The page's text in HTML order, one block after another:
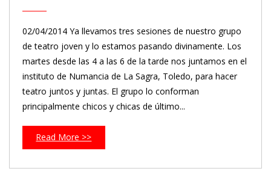
02/04/2014 Ya llevamos tres sesiones de nuestro grupo
de teatro joven y lo estamos pasando divinamente. Los
martes desde las 4 a las 6 de la tarde nos juntamos en el
instituto de Numancia de La Sagra, Toledo, para hacer
teatro juntos y juntas. El grupo lo conforman
principalmente chicos y chicas de último...
Read More >>